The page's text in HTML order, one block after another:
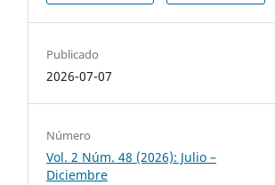
Publicado
2026-07-07
Número
Vol. 2 Núm. 48 (2026): Julio –
Diciembre